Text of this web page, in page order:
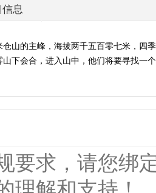
息
山的主峰，海拔两千五百零七米，四
下会合，进入山中，他们将要寻找一